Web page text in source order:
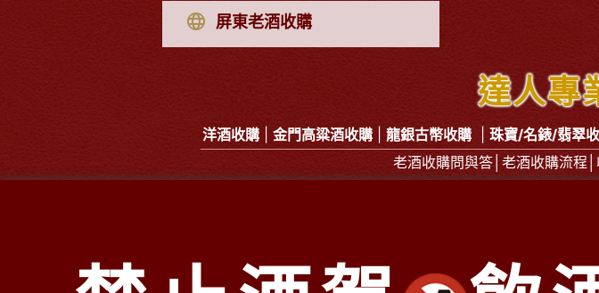
屏東老酒收購
達人專
洋酒收購| 金門高粱酒收購| 龍銀古幣收購 珠寶/名錶/翡翠
老酒收購問與答 老酒收購流程
南部老酒收購中心： 高雄市前鎮區